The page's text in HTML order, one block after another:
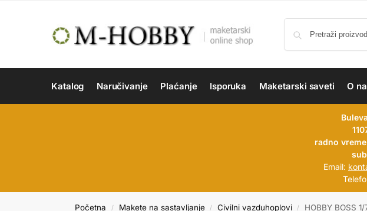
Katalog Naručivanje Plaćanje Isporuka Maketarski saveti O
radno
Email:
Početna / Makete na sastavljanje / Civilni vazduhoplovi / HOBBY BOSS